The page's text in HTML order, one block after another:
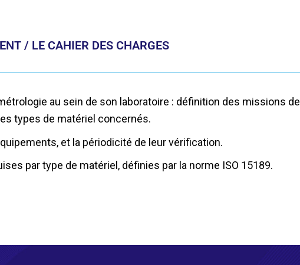
/ LE CAHIER DES CHARGES
au sein de son laboratoire : définition des missions de
types de matériel concernés.
et la périodicité de leur vérification.
par type de matériel, définies par la norme ISO 15189.